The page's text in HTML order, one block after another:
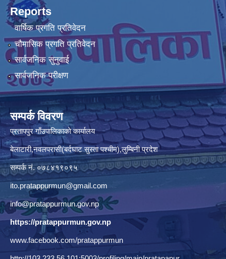
Reports
वार्षिक प्रगति प्रतिवेदन
चौमासिक प्रगति प्रतिवेदन
सार्वजनिक सुनुवाई
सार्वजनिक परीक्षण
सम्पर्क विवरण
प्रतापपुर गाँउपालिकाकाे कार्यालय
बेलाटारी,नवलपरासी(बर्दघाट सुस्ता पश्चीम),लुम्बिनी प्रदेश
सम्पर्क नं. ०७८४१९०९५
ito.pratappurmun@gmail.com
info@pratappurmun.gov.np
https://pratappurmun.gov.np
www.facebook.com/pratappurmun